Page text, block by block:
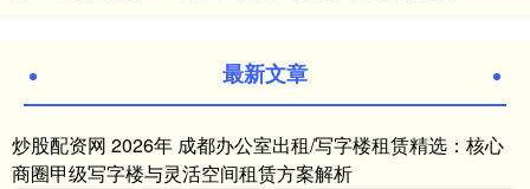
最新文章
炒股配资网 2026年 成都办公室出租/写字楼租赁精选：核心
商圈甲级写字楼与灵活空间租赁方案解析